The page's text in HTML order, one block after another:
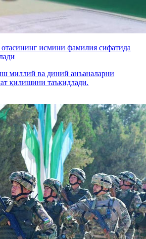
отасининг исмини фамилия сифатида
миллий ва диний анъаналарни
қилишини таъкидлади.